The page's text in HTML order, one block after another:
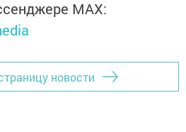
MАХ:
новости